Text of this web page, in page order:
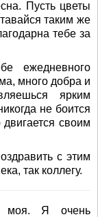
Пусть цветы
таким же
тебе за
ежедневного
много добра и
ярким
не боится
своим
с этим
так коллегу.
моя. Я очень